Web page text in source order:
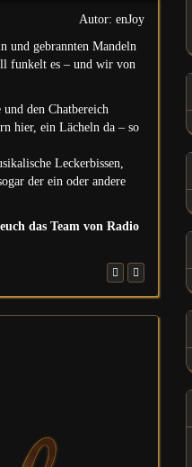
Autor: enJoy
und gebrannten Mandeln
funkelt es – und wir von
den Chatbereich
hier, ein Lächeln da – so
Leckerbissen,
der ein oder andere
das Team von Radio
Gaggenau